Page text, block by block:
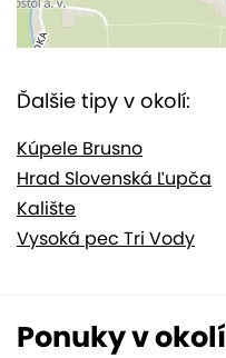
Ďalšie tipy v okolí:
Kúpele Brusno
Hrad Slovenská Ľupča
Kalište
Vysoká pec Tri Vody
Ponuky v okolí